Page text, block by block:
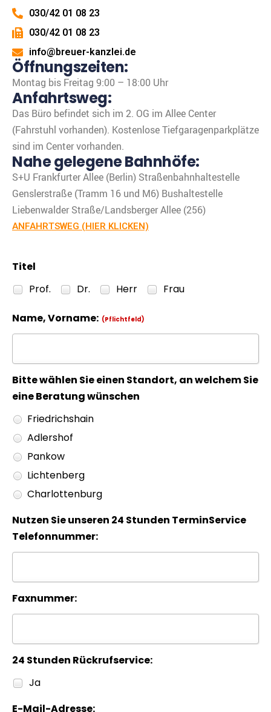
030/42 01 08 23
030/42 01 08 23
info@breuer-kanzlei.de
Öffnungszeiten:
Montag bis Freitag 9:00 – 18:00 Uhr
Anfahrtsweg:
Das Büro befindet sich im 2. OG im Allee Center
(Fahrstuhl vorhanden). Kostenlose Tiefgaragenparkplätze
sind im Center vorhanden.
Nahe gelegene Bahnhöfe:
S+U Frankfurter Allee (Berlin) Straßenbahnhaltestelle
Genslerstraße (Tramm 16 und M6) Bushaltestelle
Liebenwalder Straße/Landsberger Allee (256)
ANFAHRTSWEG (HIER KLICKEN)
Titel
Prof.
Dr. Herr Frau
Name, Vorname: (Pflichtfeld)
Bitte wählen Sie einen Standort, an welchem Sie
eine Beratung wünschen
Friedrichshain
Adlershof
Pankow
Lichtenberg
Charlottenburg
Nutzen Sie unseren 24 Stunden TerminService
Telefonnummer:
Faxnummer:
24 Stunden Rückrufservice:
Ja
E-Mail-Adresse: